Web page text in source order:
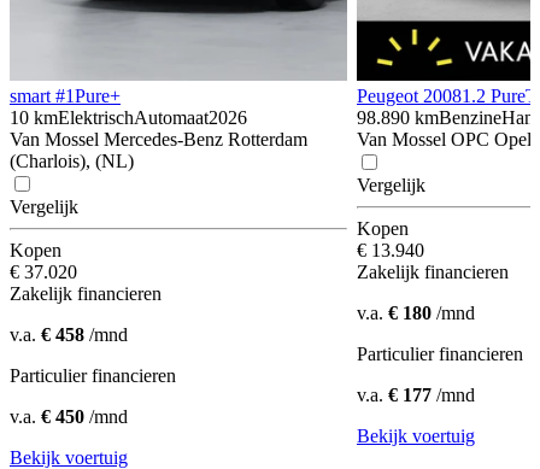
smart #1Pure+
10 kmElektrischAutomaat2026
Van Mossel Mercedes-Benz Rotterdam
(Charlois), (NL)
Vergelijk
Kopen
€ 37.020
Zakelijk financieren
v.a. € 458 /mnd
Particulier financieren
v.a. € 450 /mnd
Bekijk voertuig
Peugeot 20081.2
98.890 kmBenzine
Van Mossel OPC Opel
Vergelijk
Kopen
€ 13.940
Zakelijk financieren
v.a. € 180 /mnd
Particulier financieren
v.a. € 177 /mnd
Bekijk voertuig